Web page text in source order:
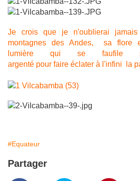
Je crois que je n'oublierai
montagnes des Andes, sa flore
lumière qui se faufile
argenté pour faire éclater à l'infini la
#Equateur
Partager